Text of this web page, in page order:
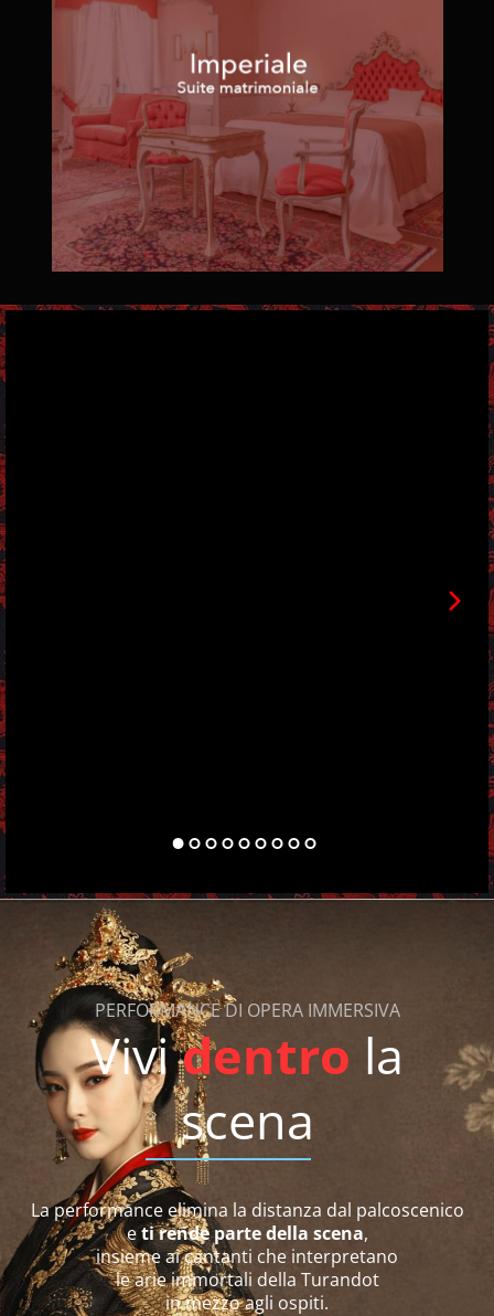
PERFORMANCE DI OPERA IMMERSIVA
Vividentro la
scena
La performance elimina la distanza dal palcoscenico
eti rende parte della scena,
insieme ai cantanti che interpretano
le arie immortali della Turandot
in mezzo agli ospiti.